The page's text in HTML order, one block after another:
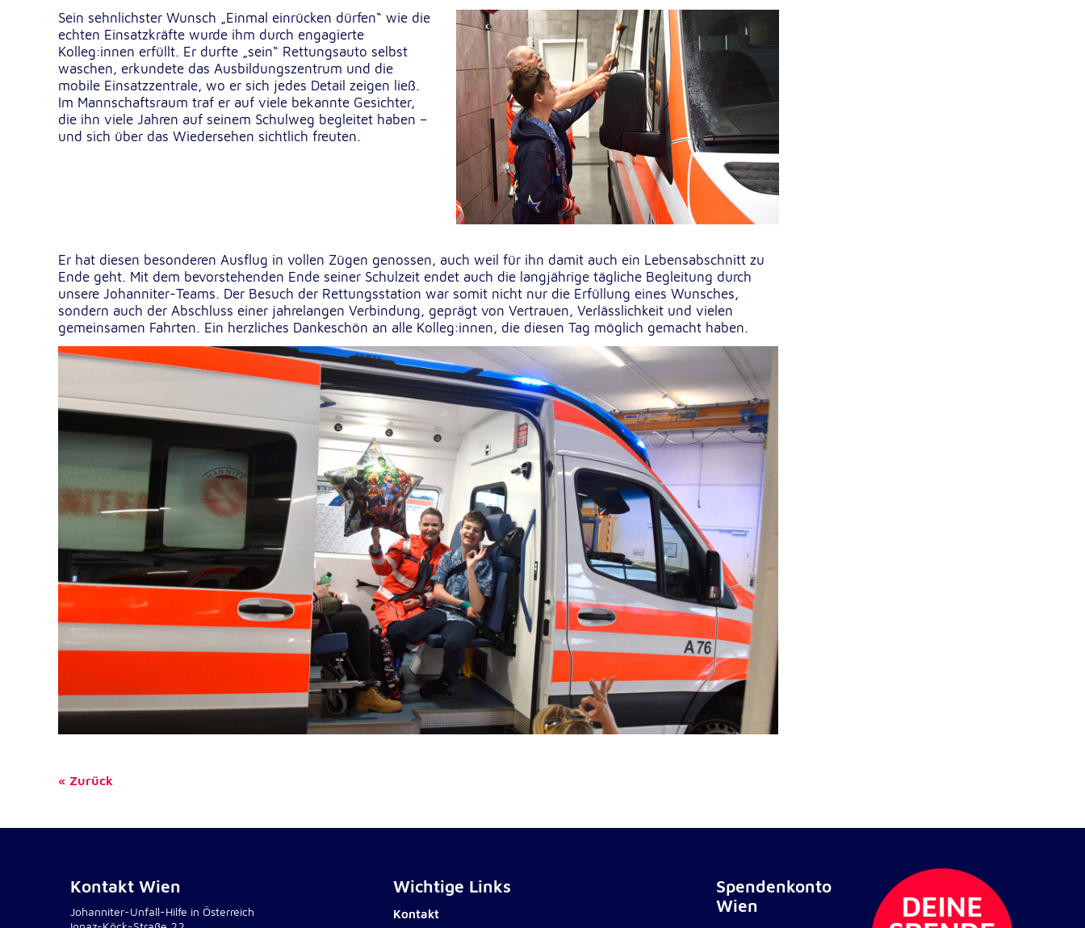
Sein sehnlichster Wunsch „Einmal einrücken dürfen“ wie die
echten Einsatzkräfte wurde ihm durch engagierte
Kolleg:innen erfüllt. Er durfte „sein“ Rettungsauto selbst
waschen, erkundete das Ausbildungszentrum und die
mobile Einsatzzentrale, wo er sich jedes Detail zeigen ließ.
Im Mannschaftsraum traf er auf viele bekannte Gesichter,
die ihn viele Jahren auf seinem Schulweg begleitet haben –
und sich über das Wiedersehen sichtlich freuten.
Er hat diesen besonderen Ausflug in vollen Zügen genossen, auch weil für ihn damit auch ein Lebensabschnitt zu
Ende geht. Mit dem bevorstehenden Ende seiner Schulzeit endet auch die langjährige tägliche Begleitung durch
unsere Johanniter-Teams. Der Besuch der Rettungsstation war somit nicht nur die Erfüllung eines Wunsches,
sondern auch der Abschluss einer jahrelangen Verbindung, geprägt von Vertrauen, Verlässlichkeit und vielen
gemeinsamen Fahrten. Ein herzliches Dankeschön an alle Kolleg:innen, die diesen Tag möglich gemacht haben.
Zurück
Kontakt Wien
Johanniter-Unfall-Hilfe in Österreich
Wichtige Links
Kontakt
Spendenkonto
Wien
unsere Website nutzen.
Google Analytics
Name: _ga, _gid, _gac_gb_
Anbieter: Google LLC
Anbieter: Google LLC
Externe Dienste
Um Inhalte von Videoplattformen und Kartendiensten
anzeigen zu können, werden von diesen externen Diensten
Cookies gesetzt.
YouTube
Google LLC
Zweck: Einbinden und Anzeigen von Videos
Google Maps
Name: NID
Google LLC
Zweck: Einbinden von interaktiven Google Karten